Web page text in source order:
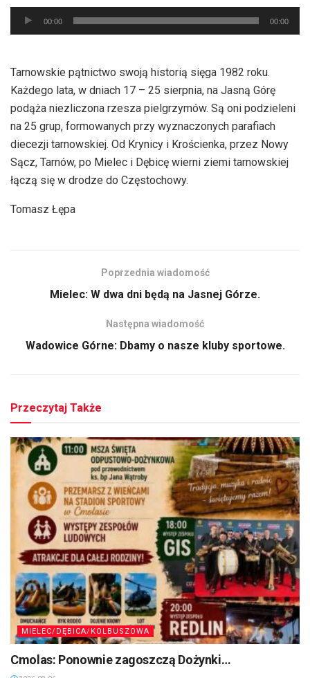
Odtwarzacz
plików
00:00 00:00
Tarnowskie pątnictwo swoją historią sięga 1982 roku.
Każdego lata, w dniach 17 – 25 sierpnia, na Jasną Górę
podąża niezliczona rzesza pielgrzymów. Są oni podzieleni
na 25 grup, formowanych przy wyznaczonych parafiach
diecezji tarnowskiej. Od Krynicy i Krościenka, przez Nowy
Sącz, Tarnów, po Mielec i Dębicę wierni ziemi tarnowskiej
łączą się w drodze do Częstochowy.
Tomasz Łępa
Poprzednia wiadomość
Mielec: W dwa dni będą na Jasnej Górze.
Następna wiadomość
Wadowice Górne: Dbamy o nasze kluby sportowe.
Przeczytaj Także
MIELEC/DĘBICA/KOLBUSZOWA
Cmolas: Ponownie zagoszczą Dożynki…